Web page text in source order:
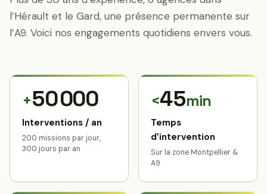
l’Hérault et le Gard, une présence permanente sur
l’A9. Voici nos engagements quotidiens envers vous.
+50 000
Interventions / an
200 missions par jour,
300 jours par an
<45min
Temps
d’intervention
Sur la zone Montpellier &
A9